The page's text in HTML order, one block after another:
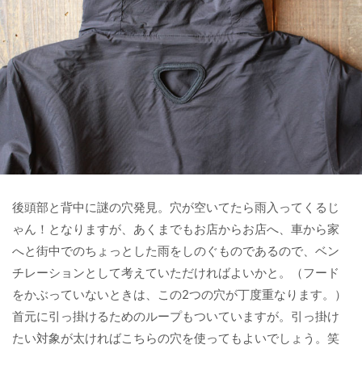
後頭部と背中に謎の穴発見。穴が空いてたら雨入ってくるじ
ゃん！となりますが、あくまでもお店からお店へ、車から家
へと街中でのちょっとした雨をしのぐものであるので、ベン
チレーションとして考えていただければよいかと。（フード
をかぶっていないときは、この2つの穴が丁度重なります。）
首元に引っ掛けるためのループもついていますが。引っ掛け
たい対象が太ければこちらの穴を使ってもよいでしょう。笑